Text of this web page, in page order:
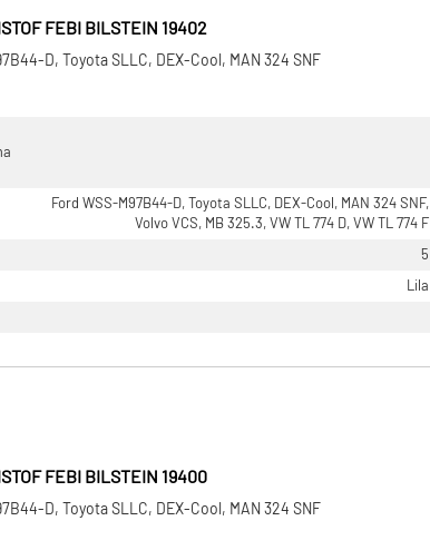
FEBI BILSTEIN 19402
D, Toyota SLLC, DEX-Cool, MAN 324 SNF
Ford WSS-M97B44-D, Toyota SLLC, DEX-Cool, MAN 324 SNF,
Volvo VCS, MB 325.3, VW TL 774 D, VW TL 774 F
5
Lila
FEBI BILSTEIN 19400
D, Toyota SLLC, DEX-Cool, MAN 324 SNF